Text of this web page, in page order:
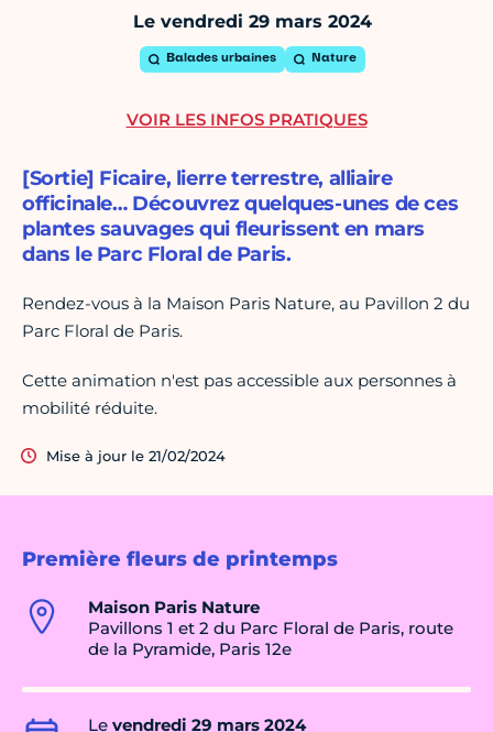
Le vendredi 29 mars 2024
Balades urbaines Nature
Première fleurs de printemps
Maison Paris Nature
Pavillons 1 et 2 du Parc Floral de Paris, route
de la Pyramide, Paris 12e
Le vendredi 29 mars 2024
[Sortie] Ficaire, lierre terrestre, alliaire
officinale… Découvrez quelques-unes de ces
plantes sauvages qui fleurissent en mars
dans le Parc Floral de Paris.
Rendez-vous à la Maison Paris Nature, au Pavillon 2 du
Parc Floral de Paris.
Cette animation n'est pas accessible aux personnes à
mobilité réduite.
Mise à jour le 21/02/2024
VOIR LES INFOS PRATIQUES